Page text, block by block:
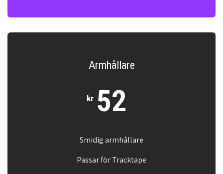
Armhållare
kr 52
Smidig armhållare
Passar för Tracktape